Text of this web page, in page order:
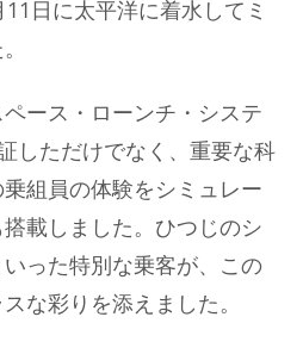
日に太平洋に着水してミ
ース・ローンチ・システ
しただけでなく、重要な科
組員の体験をシミュレー
搭載しました。ひつじのシ
った特別な乗客が、この
な彩りを添えました。